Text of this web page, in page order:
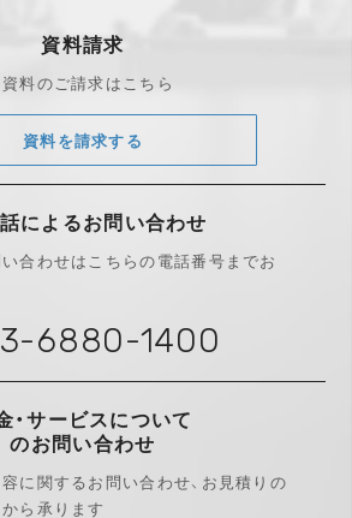
資料請求
料のご請求はこちら
資料を請求する
によるお問い合わせ
合わせは こちらの電話番号までお
6880-1400
・サービスについて
のお問い合わせ
に関するお問い合わせ、 お見積りの
ら承ります